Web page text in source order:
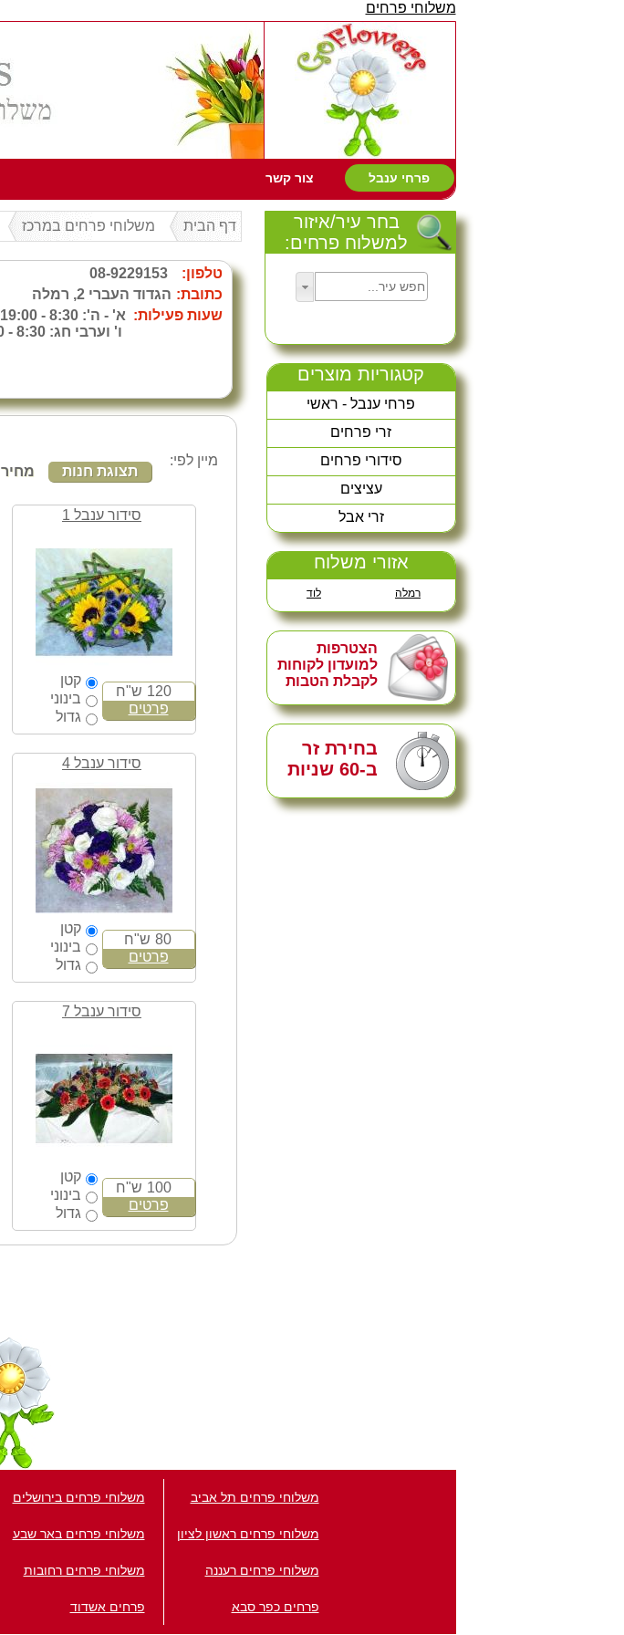
משלוחי פרחים
פרחי ענבל צור קשר
דף הבית משלוחי פרחים במרכז
טלפון:
08-9229153
כתובת: הגדוד העברי 2, רמלה
שעות פעילות: א' - ה': 8:30 - 19:00
ו' וערבי חג: 8:30 - 15:00
מיין לפי:
תצוגת חנות מחיר
סידור ענבל 1
קטן
בינוני
גדול
120 ש"ח
פרטים
סידור ענבל 4
קטן
בינוני
גדול
80 ש"ח
פרטים
סידור ענבל 7
קטן
בינוני
גדול
100 ש"ח
פרטים
בחר עיר/איזור
למשלוח פרחים:
קטגוריות מוצרים
פרחי ענבל - ראשי
זרי פרחים
סידורי פרחים
עציצים
זרי אבל
אזורי משלוח
רמלה לוד
הצטרפות
למועדון לקוחות
לקבלת הטבות
בחירת זר
ב-60 שניות
משלוחי פרחים תל אביב משלוחי פרחים בירושלים
משלוחי פרחים ראשון לציון משלוחי פרחים באר שבע
משלוחי פרחים רעננה משלוחי פרחים רחובות
פרחים כפר סבא פרחים אשדוד